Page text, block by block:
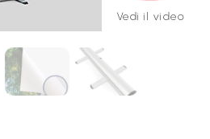
Vedi il video